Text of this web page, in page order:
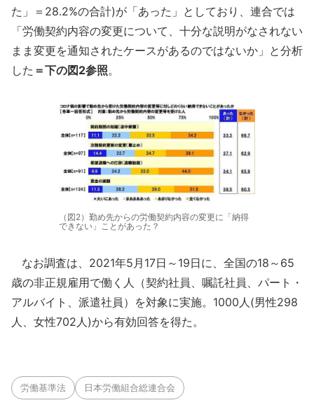
た」＝28.2%の合計)が「あった」としており、連合では
「労働契約内容の変更について、十分な説明がなされない
まま変更を通知されたケースがあるのではないか」と分析
した ＝下の図2参照。
（図2）勤め先からの労働契約内容の変更に「納得
できない」ことがあった？
なお調査は、2021年5月17日～19日に、全国の18～65
歳の非正規雇用で働く人（契約社員、嘱託社員、パート・
アルバイト、派遣社員）を対象に実施。1000人(男性298
人、女性702人)から有効回答を得た。
労働基準法 日本労働組合総連合会